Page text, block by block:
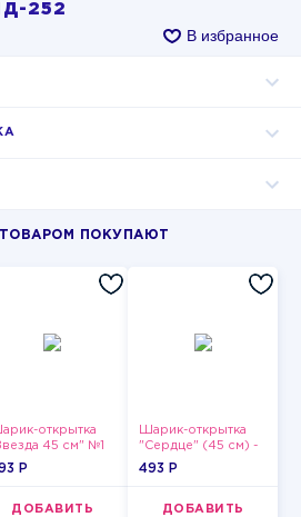
252
В избранное
ПОКУПАЮТ
открытка
45 см" №1
P
ДОБАВИТЬ
Шарик-открытка
"Сердце" (45 см) -
2
493 P
ДОБАВИТЬ